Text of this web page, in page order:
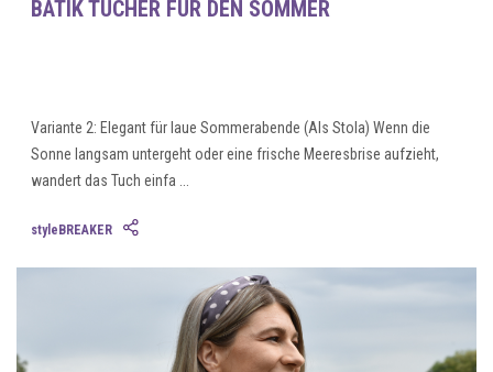
BATIK TÜCHER FÜR DEN SOMMER
Variante 2: Elegant für laue Sommerabende (Als Stola) Wenn die
Sonne langsam untergeht oder eine frische Meeresbrise aufzieht,
wandert das Tuch einfa ...
styleBREAKER